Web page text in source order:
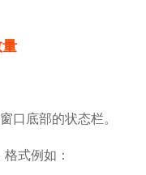
口底部的状态栏。
式例如：